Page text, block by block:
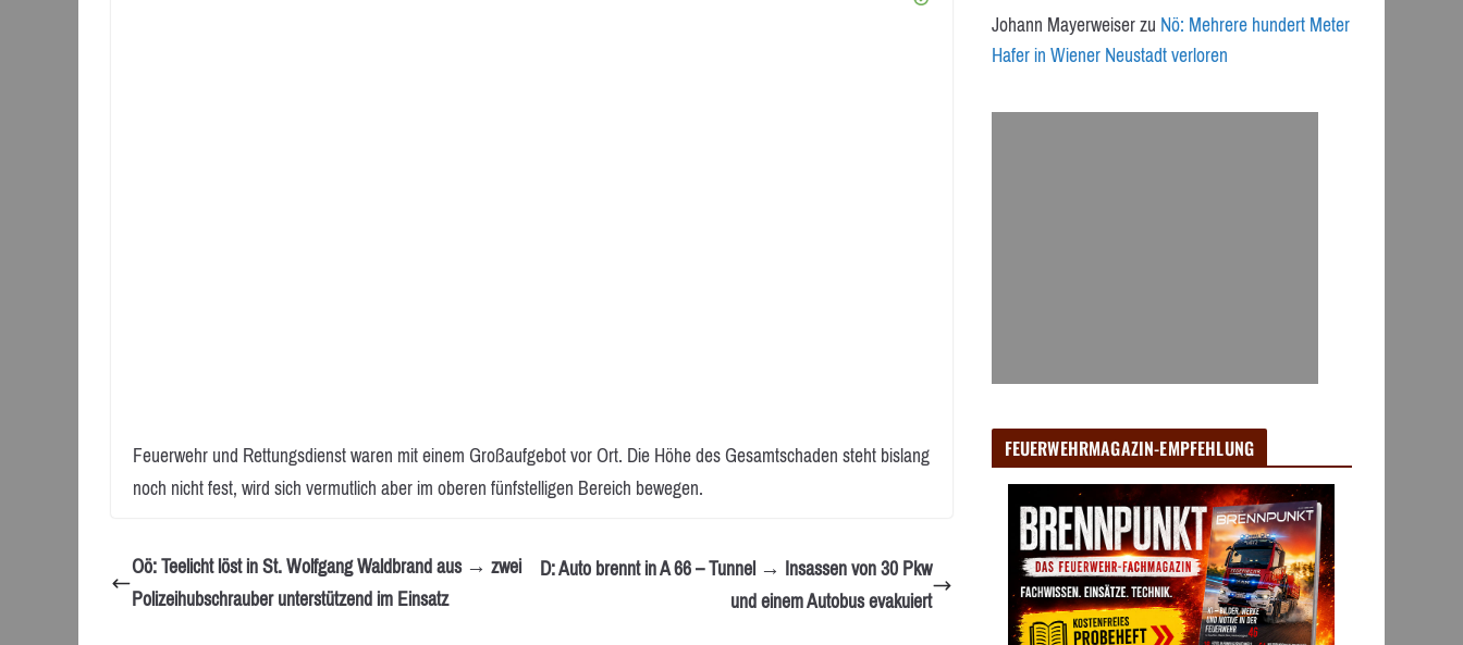
Feuerwehr und Rettungsdienst waren mit einem Großaufgebot vor Ort. Die Höhe des Gesamtschaden steht bislang
noch nicht fest, wird sich vermutlich aber im oberen fünfstelligen Bereich bewegen.
Oö: Teelicht löst in St. Wolfgang Waldbrand aus → zwei
Polizeihubschrauber unterstützend im Einsatz
D: Auto brennt in A 66 – Tunnel → Insassen von 30 Pkw
und einem Autobus evakuiert
Johann MayerweiserzuNö: Mehrere hundert Meter
Hafer in Wiener Neustadt verloren
FEUERWEHRMAGAZIN-EMPFEHLUNG